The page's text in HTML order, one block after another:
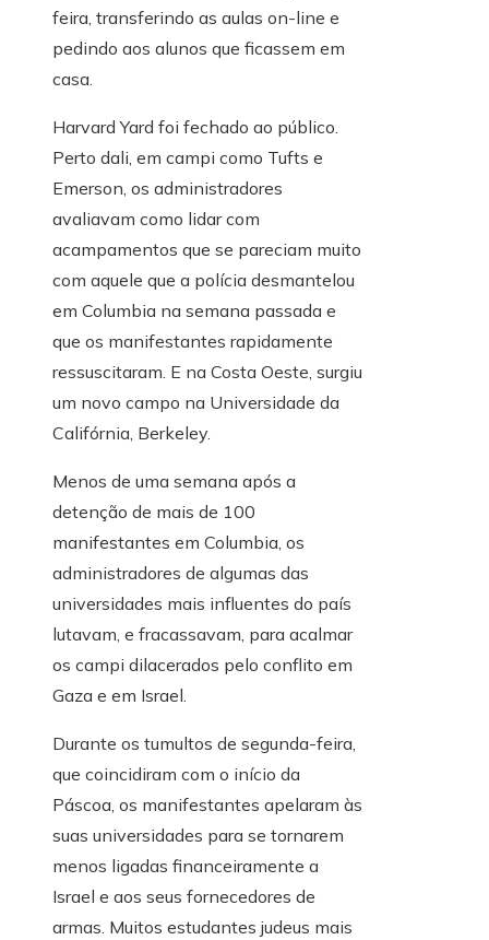
feira, transferindo as aulas on-line e
pedindo aos alunos que ficassem em
casa.
Harvard Yard foi fechado ao público.
Perto dali, em campi como Tufts e
Emerson, os administradores
avaliavam como lidar com
acampamentos que se pareciam muito
com aquele que a polícia desmantelou
em Columbia na semana passada e
que os manifestantes rapidamente
ressuscitaram. E na Costa Oeste, surgiu
um novo campo na Universidade da
Califórnia, Berkeley.
Menos de uma semana após a
detenção de mais de 100
manifestantes em Columbia, os
administradores de algumas das
universidades mais influentes do país
lutavam, e fracassavam, para acalmar
os campi dilacerados pelo conflito em
Gaza e em Israel.
Durante os tumultos de segunda-feira,
que coincidiram com o início da
Páscoa, os manifestantes apelaram às
suas universidades para se tornarem
menos ligadas financeiramente a
Israel e aos seus fornecedores de
armas. Muitos estudantes judeus mais